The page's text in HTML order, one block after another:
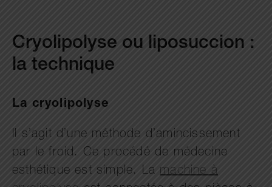
Cryolipolyse ou liposuccion :
la technique
La cryolipolyse
Il s’agit d’une méthode d’amincissement
par le froid. Ce procédé de médecine
esthétique est simple. Lamachine à